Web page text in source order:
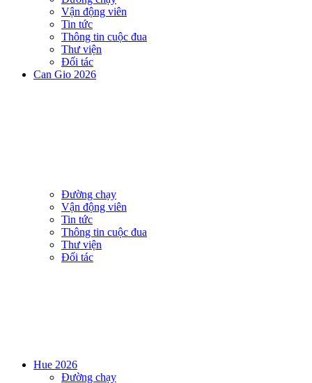
Vận động viên
Tin tức
Thông tin cuộc đua
Thư viện
Đối tác
Can Gio 2026
Đường chạy
Vận động viên
Tin tức
Thông tin cuộc đua
Thư viện
Đối tác
Hue 2026
Đường chạy